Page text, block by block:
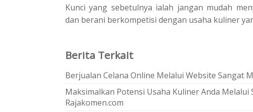
Kunci yang sebetulnya ialah jangan mudah
dan berani berkompetisi dengan usaha kuliner
Berita Terkait
Berjualan Celana Online Melalui Website Sangat
Maksimalkan Potensi Usaha Kuliner Anda Melalui
Rajakomen.com